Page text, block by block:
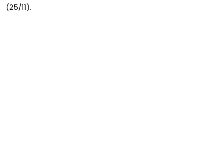
(25/11).